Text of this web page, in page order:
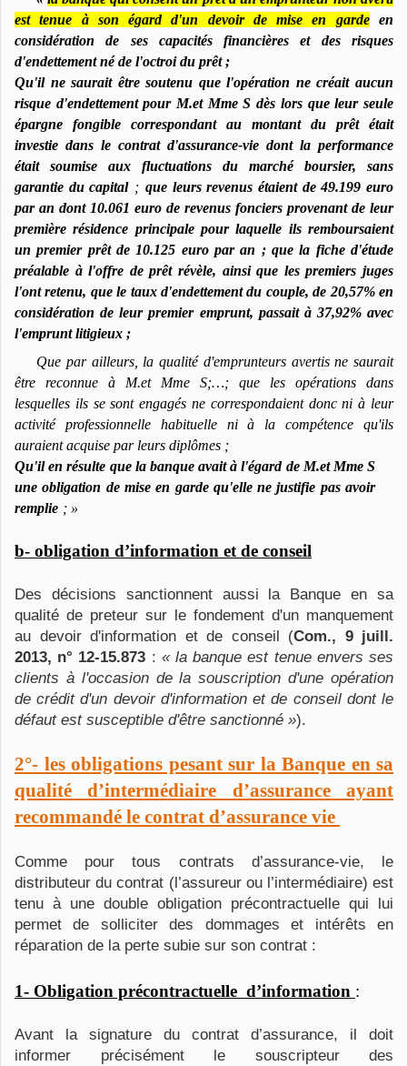
est tenue à son égard d'un devoir de mise en gardeen
considération de ses capacités financières et des risques
d'endettement né de l'octroi du prêt ;
Qu'il ne saurait être soutenu que l'opération ne créait aucun
risque d'endettement pour M.et Mme S dès lors que leur seule
épargne fongible correspondant au montant du prêt était
investie dans le contrat d'assurance-vie dont la performance
était soumise aux fluctuations du marché boursier, sans
garantie du capital ; que leurs revenus étaient de 49.199 euro
par an dont 10.061 euro de revenus fonciers provenant de leur
première résidence principale pour laquelle ils remboursaient
un premier prêt de 10.125 euro par an ; que la fiche d'étude
préalable à l'offre de prêt révèle, ainsi que les premiers juges
l'ont retenu, que le taux d'endettement du couple, de 20,57% en
considération de leur premier emprunt, passait à 37,92% avec
l'emprunt litigieux ;
Que par ailleurs, la qualité d'emprunteurs avertis ne saurait
être reconnue à M.et Mme S;…; que les opérations dans
lesquelles ils se sont engagés ne correspondaient donc ni à leur
activité professionnelle habituelle ni à la compétence qu'ils
auraient acquise par leurs diplômes ;
Qu'il en résulte que la banque avait à l'égard de M.et Mme S
une obligation de mise en garde qu'elle ne justifie pas avoir
remplie ; »
b- obligation d’information et de conseil
Des décisions sanctionnent aussi la Banque en sa
qualité de preteur sur le fondement d'un manquement
au devoir d'information et de conseil (Com., 9 juill.
2013, n° 12-15.873 : « la banque est tenue envers ses
clients à l'occasion de la souscription d'une opération
de crédit d'un devoir d'information et de conseil dont le
défaut est susceptible d'être sanctionné »).
2°- les obligations pesant sur la Banque en sa
qualité d’intermédiaire d’assurance ayant
recommandé le contrat d’assurance vie
Comme pour tous contrats d’assurance-vie, le
distributeur du contrat (l’assureur ou l’intermédiaire) est
tenu à une double obligation précontractuelle qui lui
permet de solliciter des dommages et intérêts en
réparation de la perte subie sur son contrat :
1- Obligation précontractuelle d’information :
Avant la signature du contrat d’assurance, il doit
informer précisément le souscripteur des